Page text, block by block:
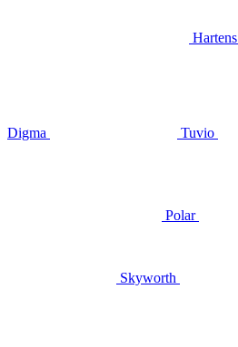
Hartens
Digma Tuvio
Polar
Skyworth